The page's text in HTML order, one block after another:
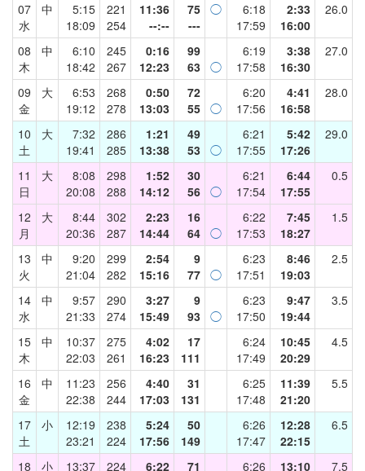
07
水
中
5:15
18:09
221
254
11:36
--:--
75
---
◯
6:18
17:59
2:33
16:00
26.0
08
木
中
6:10
18:42
245
267
0:16
12:23
99
63 ◯
6:19
17:58
3:38
16:30
27.0
09
金
大
6:53
19:12
268
278
0:50
13:03
72
55 ◯
6:20
17:56
4:41
16:58
28.0
10
土
大
7:32
19:41
286
285
1:21
13:38
49
53 ◯
6:21
17:55
5:42
17:26
29.0
11
日
大
8:08
20:08
298
288
1:52
14:12
30
56 ◯
6:21
17:54
6:44
17:55
0.5
12
月
大
8:44
20:36
302
287
2:23
14:44
16
64 ◯
6:22
17:53
7:45
18:27
1.5
13
火
中
9:20
21:04
299
282
2:54
15:16
9
77 ◯
6:23
17:51
8:46
19:03
2.5
14
水
中
9:57
21:33
290
274
3:27
15:49
9
93 ◯
6:23
17:50
9:47
19:44
3.5
15
木
中
10:37
22:03
275
261
4:02
16:23
17
111
6:24
17:49
10:45
20:29
4.5
16
金
中
11:23
22:38
256
244
4:40
17:03
31
131
6:25
17:48
11:39
21:20
5.5
17
土
小
12:19
23:21
238
224
5:24
17:56
50
149
6:26
17:47
12:28
22:15
6.5
18 小 13:37 224 6:22 71 6:26 13:10 7.5